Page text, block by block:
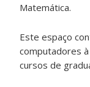
Matemática.
Este espaço
computadores
cursos de